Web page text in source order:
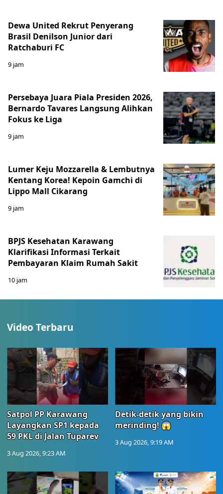
Dewa United Rekrut Penyerang
Brasil Denilson Junior dari
Ratchaburi FC
9 jam
Persebaya Juara Piala Presiden 2026,
Bernardo Tavares Langsung Alihkan
Fokus ke Liga
9 jam
Lumer Keju Mozzarella & Lembutnya
Kentang Korea! Kepoin Gamchi di
Lippo Mall Cikarang
9 jam
BPJS Kesehatan Karawang
Klarifikasi Informasi Terkait
Pembayaran Klaim Rumah Sakit
10 jam
Video Terbaru
Satpol PP Karawang
Layangkan SP1 kepada
59 PKL di Jalan Tuparev
3 Aug 2026, 9:23 AM
Detik-detik yang bikin
merinding! 😱
3 Aug 2026, 9:19 AM